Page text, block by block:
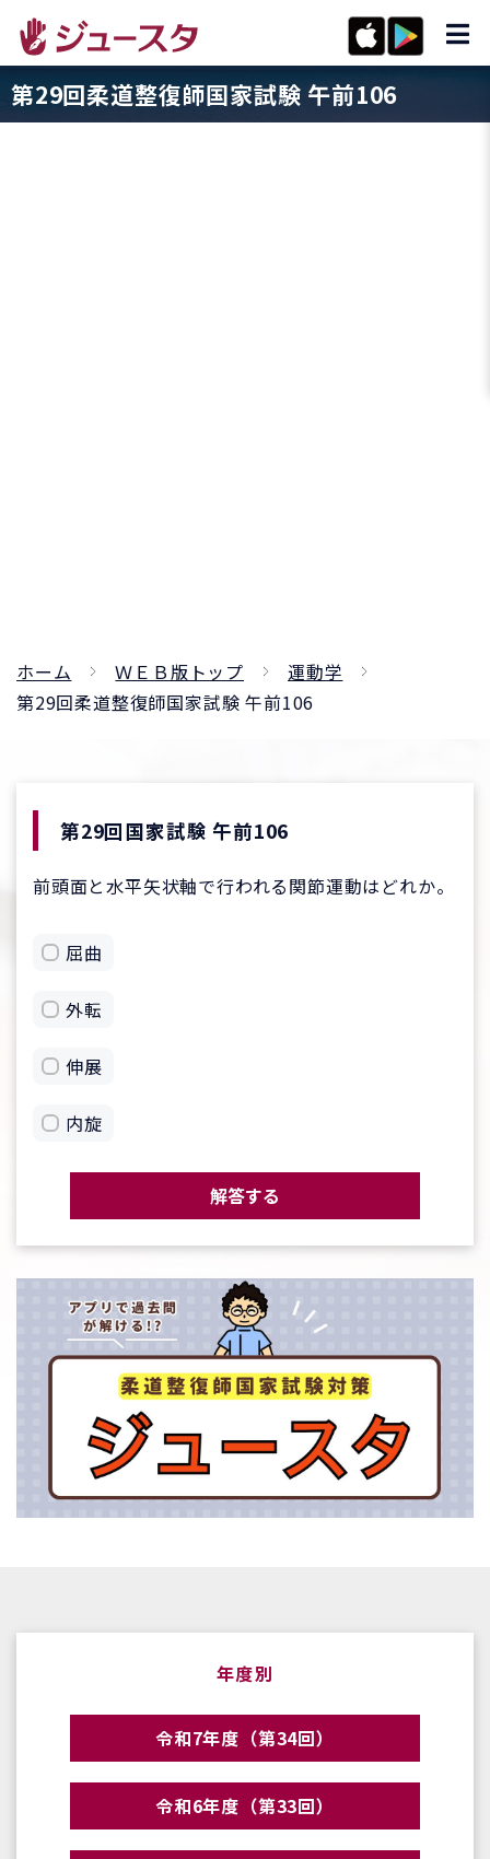
第29回柔道整復師国家試験 午前106
ホーム ＷＥＢ版トップ
運動学
第29回柔道整復師国家試験 午前106
第29回国家試験 午前106
前頭面と水平矢状軸で行われる関節運動はどれか。
屈曲
外転
伸展
内旋
解答する
年度別
令和7年度（第34回）
令和6年度（第33回）